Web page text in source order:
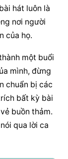
hát luôn là
nơi người
của họ.
một buổi
mình, đừng
chuẩn bị các
bất kỳ bài
buồn thảm.
qua lời ca